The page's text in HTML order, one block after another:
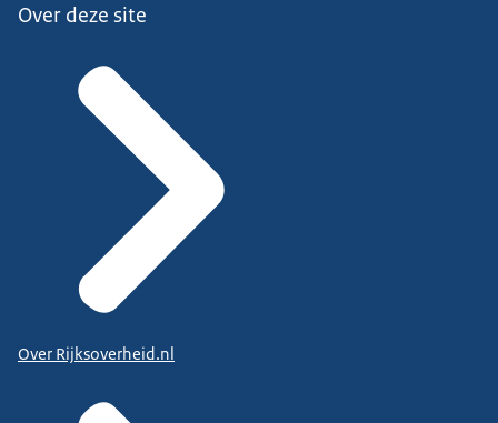
Over deze site
Over Rijksoverheid.nl